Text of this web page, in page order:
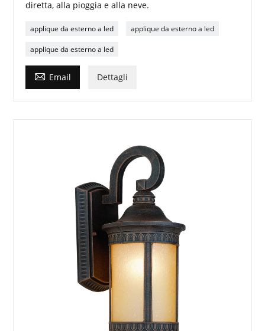
diretta, alla pioggia e alla neve.
applique da esterno a led applique da esterno a led
applique da esterno a led
 Email Dettagli